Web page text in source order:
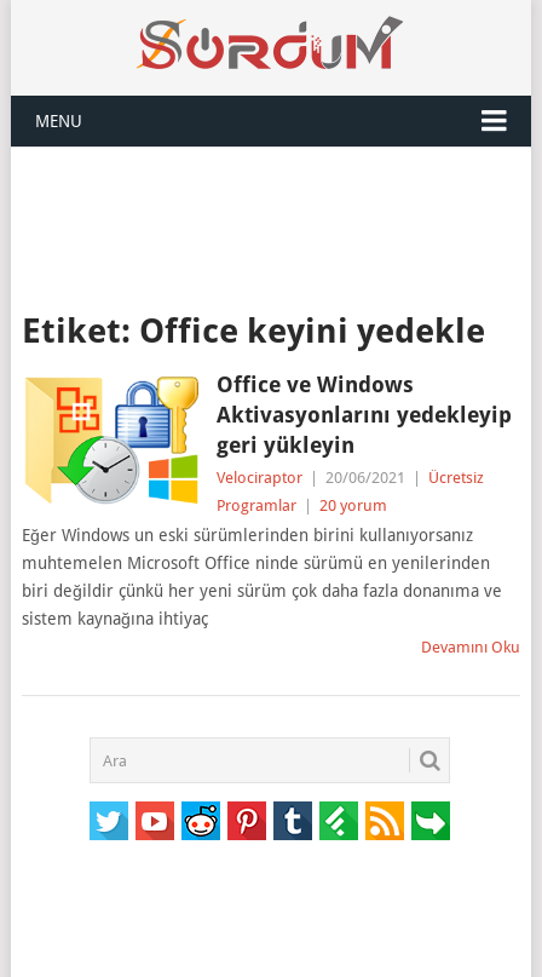
MENU
Etiket: Office keyini yedekle
Office ve Windows
Aktivasyonlarını yedekleyip
geri yükleyin
Velociraptor 20/06/2021
Ücretsiz
Programlar
20 yorum
Eğer Windows un eski sürümlerinden birini kullanıyorsanız
muhtemelen Microsoft Office ninde sürümü en yenilerinden
biri değildir çünkü her yeni sürüm çok daha fazla donanıma ve
sistem kaynağına ihtiyaç
Devamını Oku